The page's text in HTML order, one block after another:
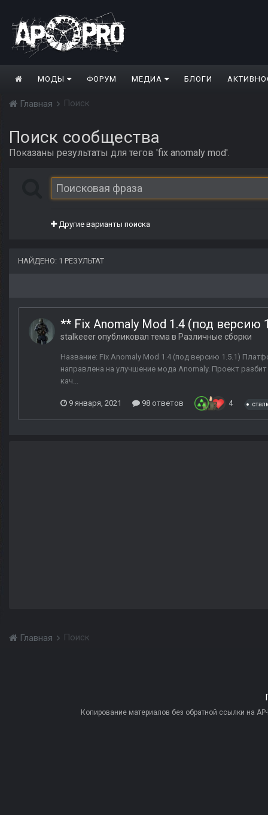
МОДЫ ФОРУМ МЕДИА БЛОГИ
Главная Поиск
Поиск сообщества
Показаны результаты для тегов 'fiх anomaly mod'.
Другие варианты поиска
НАЙДЕНО: 1 РЕЗУЛЬТАТ
** Fix Anomaly Mod 1.4 (под версию
stalkeeer опубликовал тема в Различные сборки
Название: Fix Anomaly Mod 1.4 (под версию 1.5.1)
направлена на улучшение мода Anomaly. Проект
кач...
9 января, 2021 98 ответов 4
Главная Поиск
Копирование материалов без обратной ссылки на